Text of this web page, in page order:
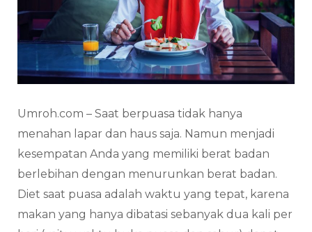
Umroh.com – Saat berpuasa tidak hanya
menahan lapar dan haus saja. Namun menjadi
kesempatan Anda yang memiliki berat badan
berlebihan dengan menurunkan berat badan.
Diet saat puasa adalah waktu yang tepat, karena
makan yang hanya dibatasi sebanyak dua kali per